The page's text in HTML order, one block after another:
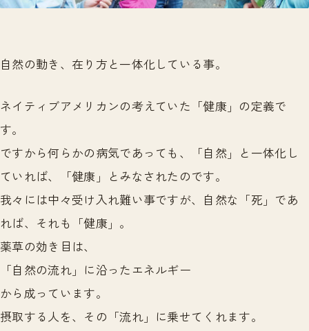
自然の動き、在り方と一体化している事。
ネイティブアメリカンの考えていた「健康」の定義で
す。
ですから何らかの病気であっても、「自然」と一体化し
ていれば、「健康」とみなされたのです。
我々には中々受け入れ難い事ですが、自然な「死」であ
れば、それも「健康」。
薬草の効き目は、
「自然の流れ」に沿ったエネルギー
から成っています。
摂取する人を、その「流れ」に乗せてくれます。